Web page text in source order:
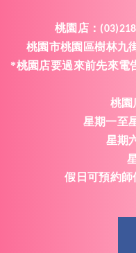
桃園店：
桃園市桃園區樹林九
*桃園店要過來前先來電
桃園
星期一至
星期
假日可預約師